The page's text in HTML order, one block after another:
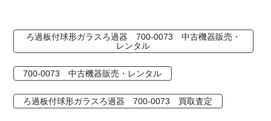
ろ過板付球形ガラスろ過器 700-0073 中古機器販売・
レンタル
700-0073 中古機器販売・レンタル
ろ過板付球形ガラスろ過器 700-0073 買取査定